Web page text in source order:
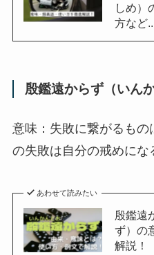
しめ）
方など...
殷鑑遠からず（いん
意味：失敗に繋がるも
の失敗は自分の戒めにな
あわせて読みたい
殷鑑遠
ず）の
解説！